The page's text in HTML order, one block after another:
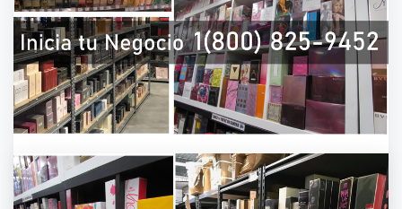
PERFUMES POR CATALOGO | 1(800) 825-
9452PERFUMES POR CATALOGO | 1(800)